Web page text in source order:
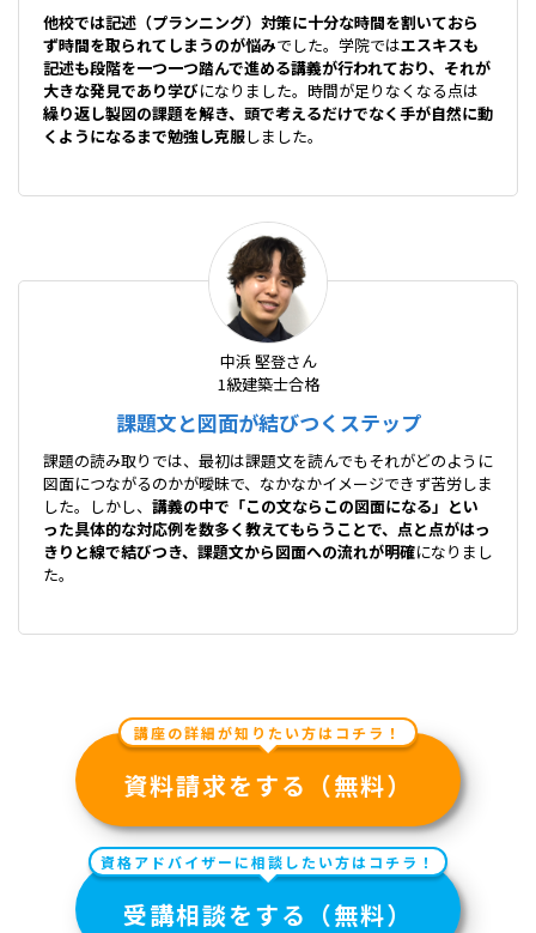
他校では記述（プランニング）対策に十分な時間を割いておら
ず時間を取られてしまうのが悩みでした。学院ではエスキスも
記述も段階を一つ一つ踏んで進める講義が行われており、それが
大きな発見であり学びになりました。時間が足りなくなる点は
繰り返し製図の課題を解き、頭で考えるだけでなく手が自然に動
くようになるまで勉強し克服しました。
中浜 堅登さん
1級建築士合格
課題文と図面が結びつくステップ
課題の読み取りでは、最初は課題文を読んでもそれがどのように
図面につながるのかが曖昧で、なかなかイメージできず苦労しま
した。しかし、 講義の中で「この文ならこの図面になる」とい
った具体的な対応例を数多く教えてもらうことで、点と点がはっ
きりと線で結びつき、課題文から図面への流れが明確になりまし
た。
講座の詳細が知りたい方はコチラ！
資料請求をする（無料）
資格アドバイザーに相談したい方はコチラ！
受講相談をする（無料）